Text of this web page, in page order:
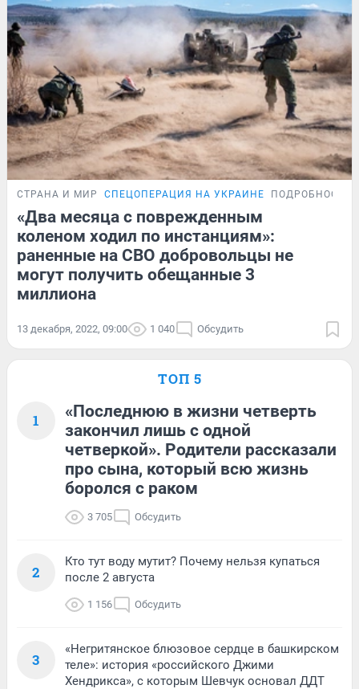
СТРАНА И МИР СПЕЦОПЕРАЦИЯ НА УКРАИНЕ ПОДРОБНОСТИ
«Два месяца с поврежденным
коленом ходил по инстанциям»:
раненные на СВО добровольцы не
могут получить обещанные 3
миллиона
13 декабря, 2022, 09:00 1 040 Обсудить
ТОП 5
1
«Последнюю в жизни четверть
закончил лишь с одной
четверкой». Родители рассказали
про сына, который всю жизнь
боролся с раком
3 705 Обсудить
2
Кто тут воду мутит? Почему нельзя купаться
после 2 августа
1 156 Обсудить
3
«Негритянское блюзовое сердце в башкирском
теле»: история «российского Джими
Хендрикса», с которым Шевчук основал ДДТ